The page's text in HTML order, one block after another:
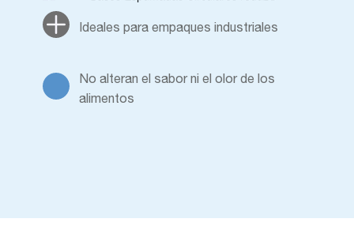
Ideales para empaques industriales
No alteran el sabor ni el olor de los
alimentos